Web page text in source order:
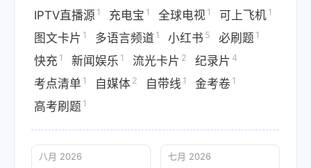
IPTV直播源 1 充电宝 1 全球电视 1 可上飞机 1
图文卡片 1 多语言频道 1 小红书 5 必刷题 1
快充 1 新闻娱乐 1 流光卡片 2 纪录片 4
考点清单 1 自媒体 2 自带线 1 金考卷 1
高考刷题 1
八月 2026 七月 2026